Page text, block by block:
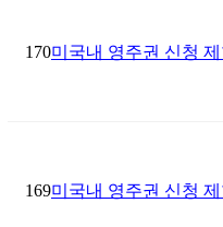
170미국내 영주권 신청
169미국내 영주권 신청